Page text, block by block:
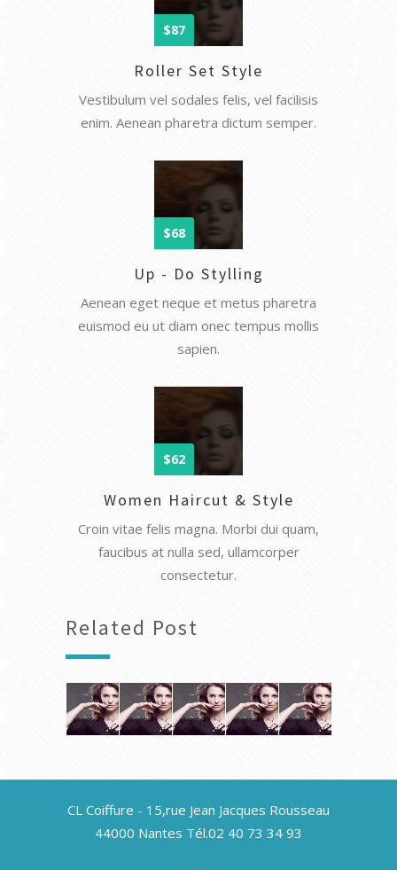
$87
Roller Set Style
Vestibulum vel sodales felis, vel facilisis
enim. Aenean pharetra dictum semper.
$68
Up - Do Stylling
Aenean eget neque et metus pharetra
euismod eu ut diam onec tempus mollis
sapien.
$62
Women Haircut & Style
Croin vitae felis magna. Morbi dui quam,
faucibus at nulla sed, ullamcorper
consectetur.
Related Post
Hair
Long
Look
Long
Shoulder
Length
Cutting
Short
Short
CL Coiffure - 15,rue Jean Jacques Rousseau
44000 Nantes Tél.02 40 73 34 93